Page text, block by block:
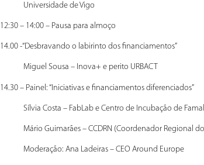
Universidade de Vigo
12:30 – 14:00 – Pausa para almoço
14.00 -“Desbravando o labirinto dos financiamentos”
Miguel Sousa – Inova+ e perito URBACT
14.30 – Painel: “Iniciativas e financiamentos diferenciados”
Sílvia Costa – FabLab e Centro de Incubação de
Mário Guimarães – CCDRN (Coordenador Regional
Moderação: Ana Ladeiras – CEO Around Europe